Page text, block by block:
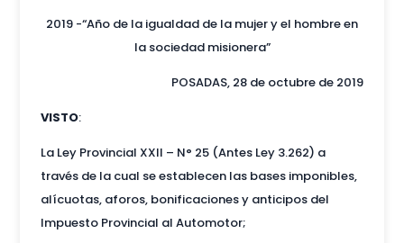
2019 -“Año de la igualdad de la mujer y el hombre en
la sociedad misionera”
POSADAS, 28 de octubre de 2019
VISTO:
La Ley Provincial XXII – N° 25 (Antes Ley 3.262) a
través de la cual se establecen las bases imponibles,
alícuotas, aforos, bonificaciones y anticipos del
Impuesto Provincial al Automotor;